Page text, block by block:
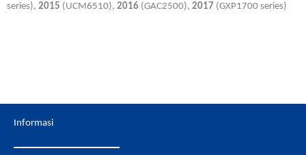
series), 2015 (UCM6510), 2016 (GAC2500), 2017 (GXP1700 series)
Informasi